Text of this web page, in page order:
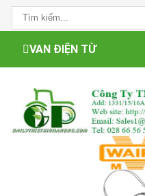
VAN ĐIỆN TỪ